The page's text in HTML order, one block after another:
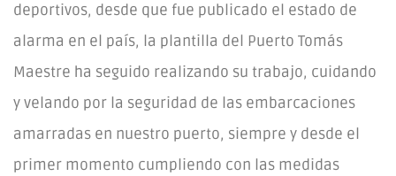
deportivos, desde que fue publicado el estado de
alarma en el país, la plantilla del Puerto Tomás
Maestre ha seguido realizando su trabajo, cuidando
y velando por la seguridad de las embarcaciones
amarradas en nuestro puerto, siempre y desde el
primer momento cumpliendo con las medidas